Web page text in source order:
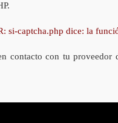
si-captcha.php dice: la
contacto con tu